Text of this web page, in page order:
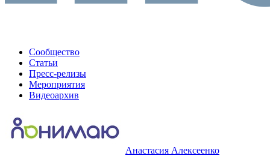
Сообщество
Статьи
Пресс-релизы
Мероприятия
Видеоархив
Анастасия Алексеенко